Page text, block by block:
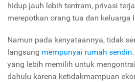
hidup jauh lebih tentram, privasi
merepotkan orang tua dan keluarga
Namun pada kenyataannya, tidak
langsung mempunyai rumah sendiri
yang lebih memilih untuk
dahulu karena ketidakmampuan